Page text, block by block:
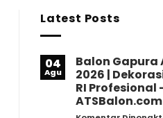
Latest Posts
04
Agu
Balon Gapura
2026 |
RI Profesional
ATSBalon.com